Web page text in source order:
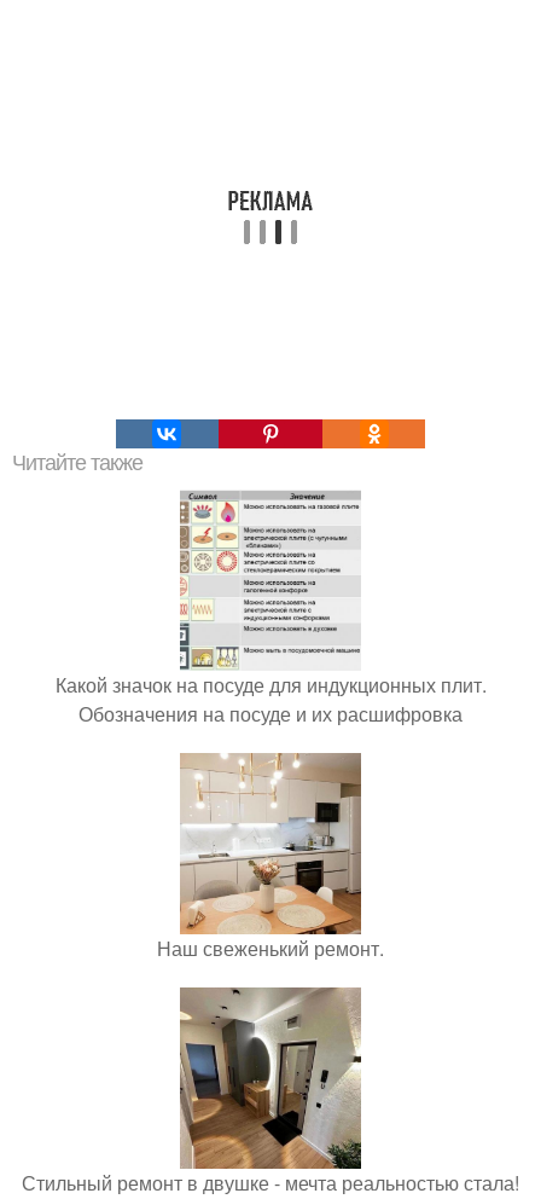
Читайте также
Какой значок на посуде для индукционных плит.
Обозначения на посуде и их расшифровка
Наш свеженький ремонт.
Стильный ремонт в двушке - мечта реальностью стала!